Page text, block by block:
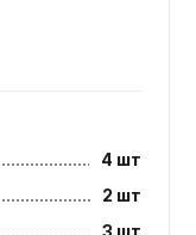
4 шт
2 шт
3 шт